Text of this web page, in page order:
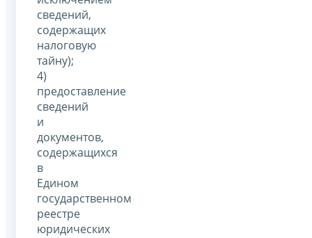
сведений,
содержащих
налоговую
тайну);
4)
предоставление
сведений
и
документов,
содержащихся
в
Едином
государственном
реестре
юридических